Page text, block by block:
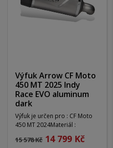
Výfuk Arrow CF Moto
450 MT 2025 Indy
Race EVO aluminum
dark
Výfuk je určen pro : CF Moto
450 MT 2024Materiál :
aluminum darkHomologace :
ANODélka : 250Váha :...
15 578 Kč 14 799 Kč